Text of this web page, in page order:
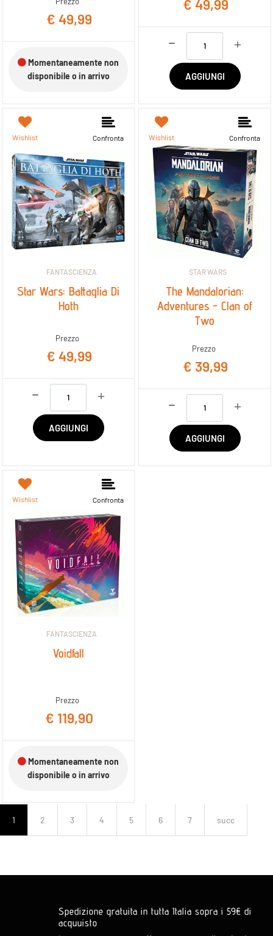
€ 49,99
Momentaneamente non
disponibile o in arrivo
€ 49,99
AGGIUNGI
Wishlist Confronta
FANTASCIENZA
Star Wars: Battaglia Di
Hoth
Prezzo
€ 49,99
AGGIUNGI
Wishlist Confronta
STAR WARS
The Mandalorian:
Adventures - Clan of
Two
Prezzo
€ 39,99
AGGIUNGI
Wishlist Confronta
FANTASCIENZA
Voidfall
Prezzo
€ 119,90
Momentaneamente non
disponibile o in arrivo
1 2 3 4 5 6 7 succ
Spedizione gratuita in tutta Italia sopra i 59€ di
acquuisto